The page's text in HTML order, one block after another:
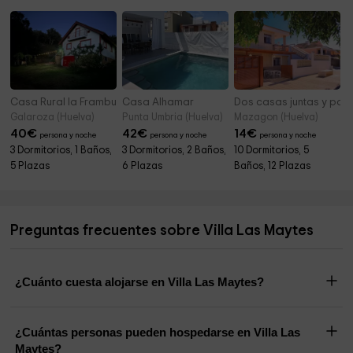
Casa Rural la Frambuesa
Galaroza (Huelva)
40€ persona y noche
3 Dormitorios, 1 Baños,
5 Plazas
Casa Alhamar
Punta Umbria (Huelva)
42€ persona y noche
3 Dormitorios, 2 Baños,
6 Plazas
Dos casas juntas y
Mazagon (Huelva)
14€ persona y noche
10 Dormitorios, 5
Baños, 12 Plazas
Preguntas frecuentes sobre Villa Las Maytes
¿Cuánto cuesta alojarse en Villa Las Maytes?
¿Cuántas personas pueden hospedarse en Villa Las
Maytes?